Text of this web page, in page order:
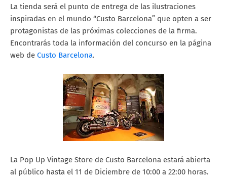
La tienda será el punto de entrega de las ilustraciones
inspiradas en el mundo “Custo Barcelona” que opten a ser
protagonistas de las próximas colecciones de la firma.
Encontrarás toda la información del concurso en la página
web de Custo Barcelona.
La Pop Up Vintage Store de Custo Barcelona estará abierta
al público hasta el 11 de Diciembre de 10:00 a 22:00 horas.